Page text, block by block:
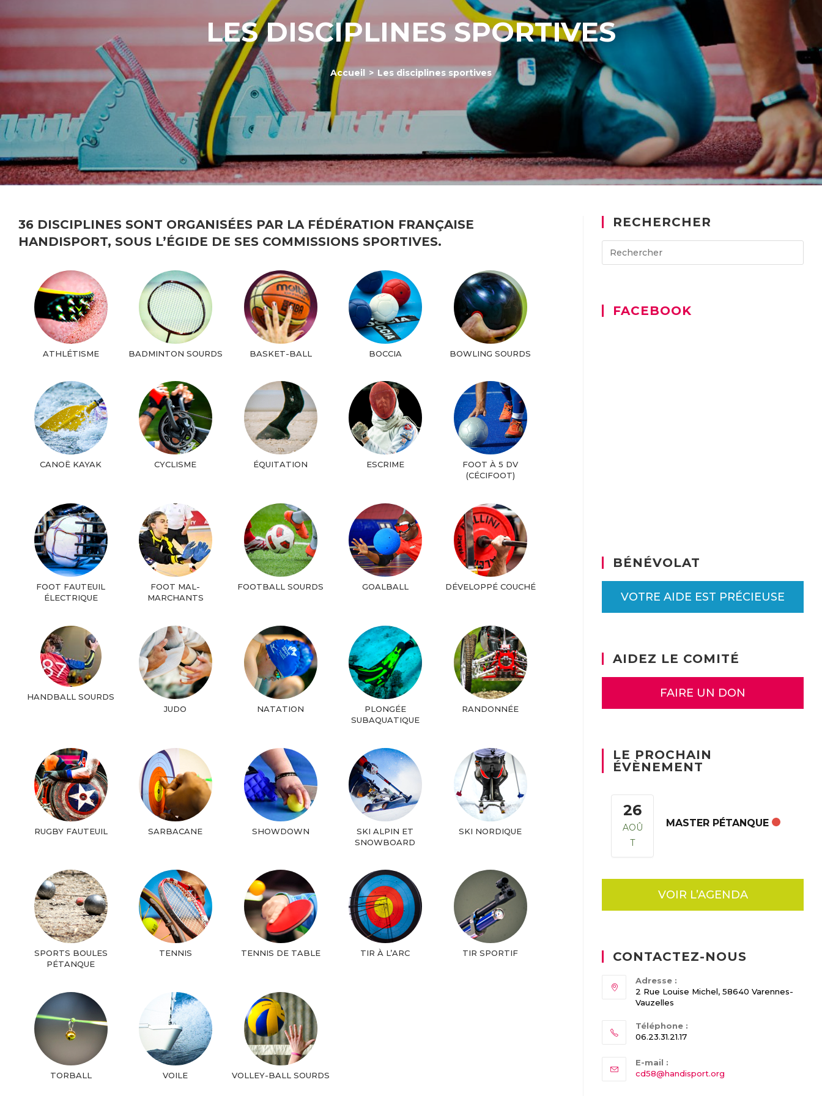
LES DISCIPLINES SPORTIVES
Accueil > Les disciplines sportives
36 DISCIPLINES SONT ORGANISÉES PAR LA FÉDÉRATION FRANÇAISE
HANDISPORT, SOUS L’ÉGIDE DE SES COMMISSIONS SPORTIVES.
ATHLÉTISME BADMINTON SOURDS BASKET-BALL BOCCIA BOWLING SOURDS
CANOË KAYAK CYCLISME ÉQUITATION ESCRIME
FOOT À 5 DV
(CÉCIFOOT)
FOOT FAUTEUIL
ÉLECTRIQUE
FOOT MAL-
MARCHANTS
FOOTBALL SOURDS GOALBALL DÉVELOPPÉ COUCHÉ
HANDBALL SOURDS
JUDO
NATATION
PLONGÉE
SUBAQUATIQUE
RANDONNÉE
RUGBY FAUTEUIL SARBACANE SHOWDOWN
SKI ALPIN ET
SNOWBOARD
SKI NORDIQUE
SPORTS BOULES
PÉTANQUE
TENNIS TENNIS DE TABLE TIR À L’ARC TIR SPORTIF
TORBALL VOILE VOLLEY-BALL SOURDS
RECHERCHER
Search
for:
FACEBOOK
BÉNÉVOLAT
VOTRE AIDE EST PRÉCIEUSE
AIDEZ LE COMITÉ
FAIRE UN DON
LE PROCHAIN
ÉVÈNEMENT
26
AOÛ
T
MASTER PÉTANQUE
VOIR L’AGENDA
CONTACTEZ-NOUS
Adresse :
2 Rue Louise Michel, 58640 Varennes-
Vauzelles
Téléphone :
06.23.31.21.17
E-mail :
cd58@handisport.org